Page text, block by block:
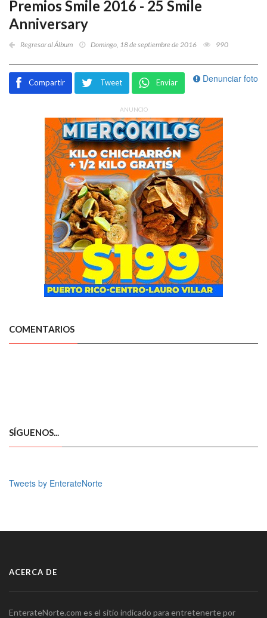
Premios Smile 2016 - 25 Smile
Anniversary
Regresar al Álbum Domingo, 18 de septiembre de 2016 990
Denunciar foto
Compartir Tweet Enviar
ANUNCIO
COMENTARIOS
SÍGUENOS...
Tweets by EnterateNorte
ACERCA DE
EnterateNorte.com es el sitio indicado para entretenerte por